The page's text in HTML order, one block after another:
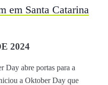
em Santa Catarina
2024
Day abre portas para a
a Oktober Day que